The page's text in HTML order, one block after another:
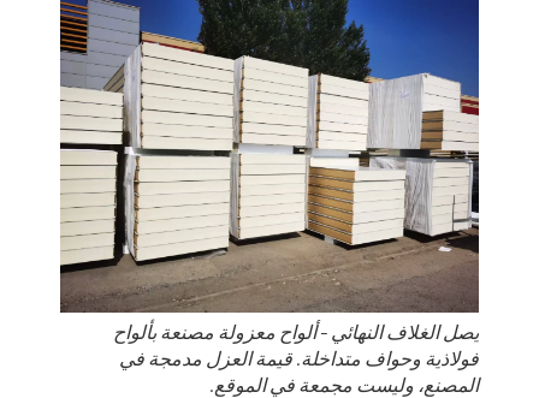
يصل الغلاف النهائي - ألواح معزولة مصنعة بألواح
فولاذية وحواف متداخلة. قيمة العزل مدمجة في
المصنع، وليست مجمعة في الموقع.